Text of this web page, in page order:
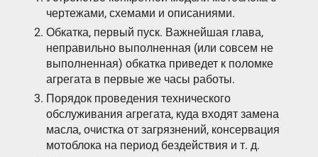
чертежами, схемами и описаниями.
Обкатка, первый пуск. Важнейшая глава,
неправильно выполненная (или совсем не
выполненная) обкатка приведет к поломке
агрегата в первые же часы работы.
Порядок проведения технического
обслуживания агрегата, куда входят замена
масла, очистка от загрязнений, консервация
мотоблока на период бездействия и т. д.